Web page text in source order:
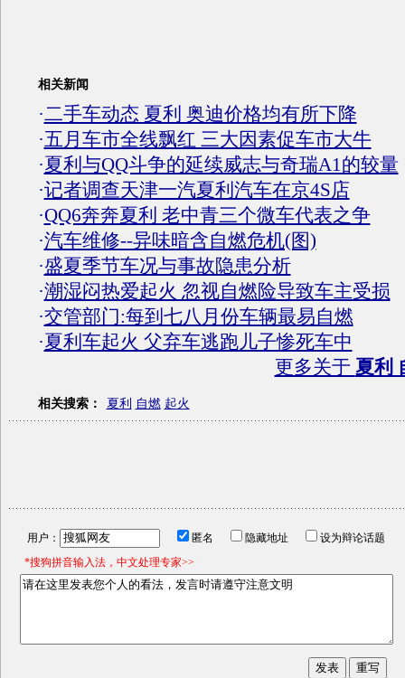
相关新闻
·二手车动态 夏利 奥迪价格均有所下降
·五月车市全线飘红 三大因素促车市大牛
·夏利与QQ斗争的延续威志与奇瑞A1的较量
·记者调查天津一汽夏利汽车在京4S店
·QQ6奔奔夏利 老中青三个微车代表之争
·汽车维修--异味暗含自燃危机(图)
·盛夏季节车况与事故隐患分析
·潮湿闷热爱起火 忽视自燃险导致车主受损
·交管部门:每到七八月份车辆最易自燃
·夏利车起火 父弃车逃跑儿子惨死车中
更多关于 夏利
相关搜索： 夏利 自燃 起火
用户： 匿名 隐藏地址
设为辩论话题
*搜狗拼音输入法，中文处理专家>>